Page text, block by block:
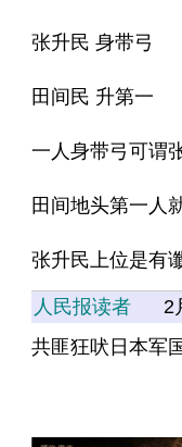
张升民 身带弓
田间民 升第一
一人身带弓可谓
田间地头第一人
张升民上位是有
人民报读者 2
共匪狂吠日本军